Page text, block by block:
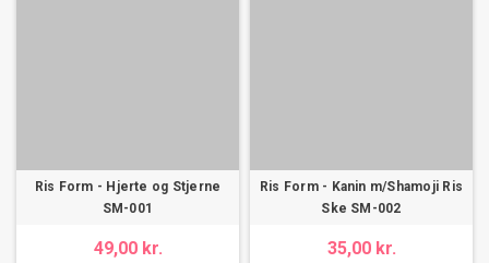
Ris Form - Hjerte og Stjerne
SM-001
49,00 kr.
Ris Form - Kanin m/Shamoji Ris
Ske SM-002
35,00 kr.